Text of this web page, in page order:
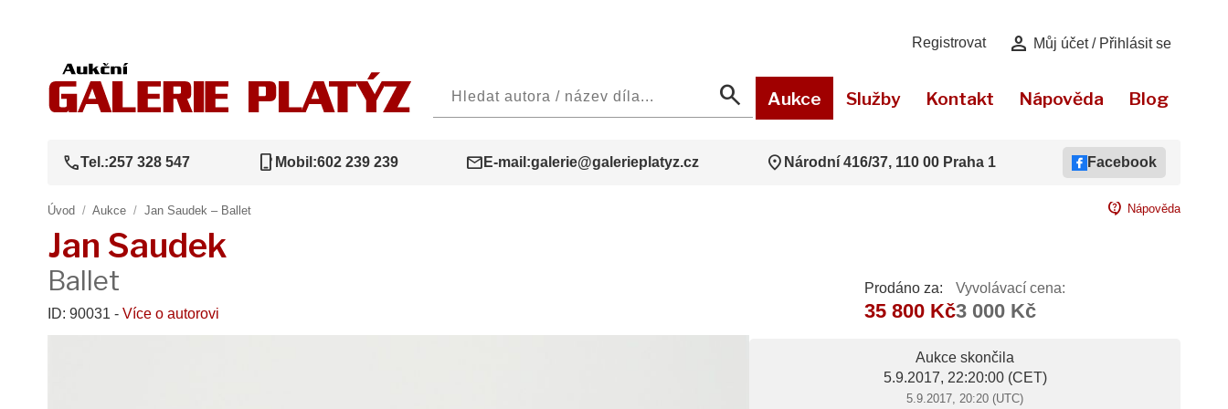
Registrovat person Můj účet / Přihlásit se
search Aukce Služby Kontakt Nápověda Blog
callTel.:257 328 547 phone_iphone Mobil:602 239 239 mail E-mail:galerie@galerieplatyz.cz location_on Národní 416/37, 110 00 Praha 1 Facebook
Úvod / Aukce / Jan Saudek – Ballet contact_support Nápověda
Jan Saudek
Ballet
ID: 90031 - Více o autorovi
Prodáno za:
35 800 Kč
Vyvolávací cena:
3 000 Kč
Aukce skončila
5.9.2017, 22:20:00(CET)
5.9.2017, 20:20 (UTC)